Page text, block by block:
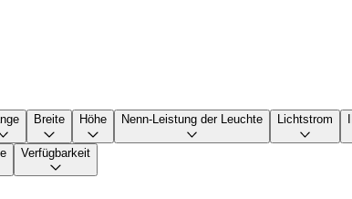
Breite Höhe Nenn-Leistung der Leuchte Lichtstrom
Verfügbarkeit